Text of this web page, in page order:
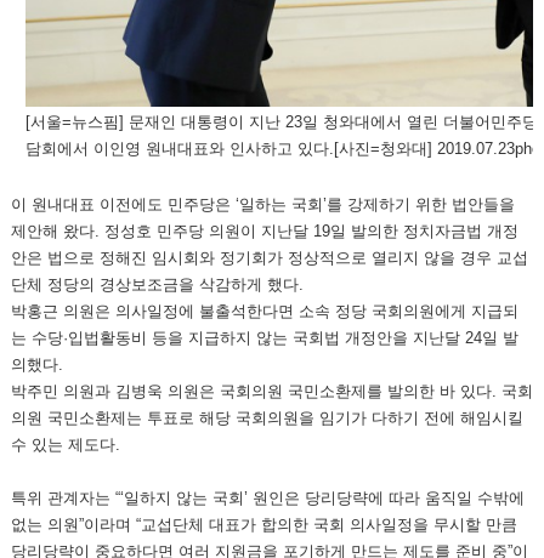
[서울=뉴스핌] 문재인 대통령이 지난 23일 청와대에서 열린 더불어민주
담회에서 이인영 원내대표와 인사하고 있다.[사진=청와대]
이 원내대표 이전에도 민주당은 ‘일하는 국회’를 강제하기 위한 법안들을
제안해 왔다. 정성호 민주당 의원이 지난달 19일 발의한 정치자금법 개정
안은 법으로 정해진 임시회와 정기회가 정상적으로 열리지 않을 경우 교섭
단체 정당의 경상보조금을 삭감하게 했다.
박홍근 의원은 의사일정에 불출석한다면 소속 정당 국회의원에게 지급되
는 수당·입법활동비 등을 지급하지 않는 국회법 개정안을 지난달 24일 발
의했다.
박주민 의원과 김병욱 의원은 국회의원 국민소환제를 발의한 바 있다. 국회
의원 국민소환제는 투표로 해당 국회의원을 임기가 다하기 전에 해임시킬
수 있는 제도다.
특위 관계자는 “‘일하지 않는 국회’ 원인은 당리당략에 따라 움직일 수밖에
없는 의원”이라며 “교섭단체 대표가 합의한 국회 의사일정을 무시할 만큼
당리당략이 중요하다면 여러 지원금을 포기하게 만드는 제도를 준비 중”이